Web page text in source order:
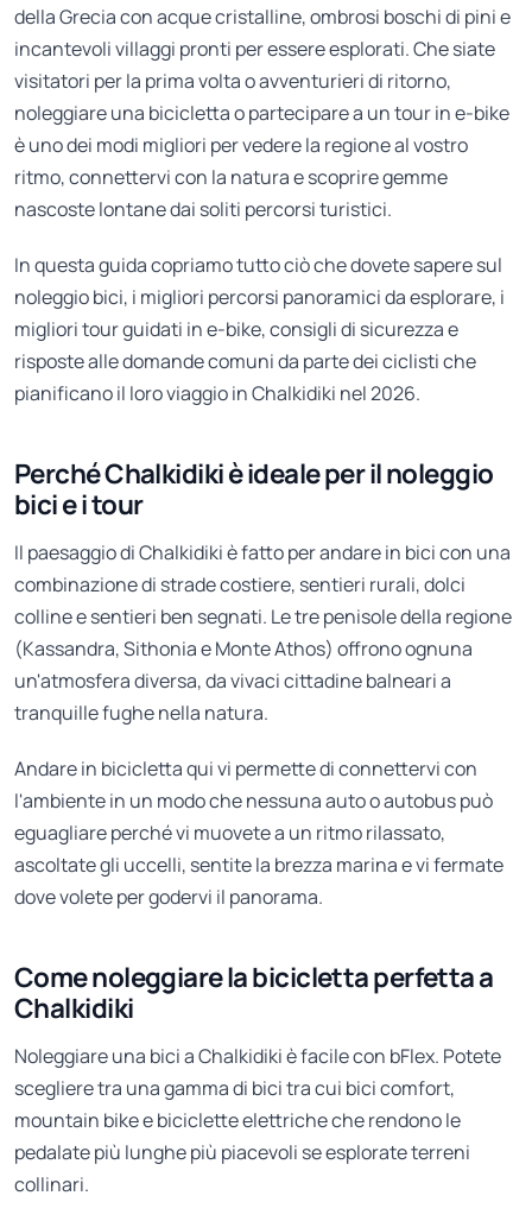
della Grecia con acque cristalline, ombrosi boschi di pini e
incantevoli villaggi pronti per essere esplorati. Che siate
visitatori per la prima volta o avventurieri di ritorno,
noleggiare una bicicletta o partecipare a un tour in e-bike
è uno dei modi migliori per vedere la regione al vostro
ritmo, connettervi con la natura e scoprire gemme
nascoste lontane dai soliti percorsi turistici.
In questa guida copriamo tutto ciò che dovete sapere sul
noleggio bici, i migliori percorsi panoramici da esplorare, i
migliori tour guidati in e-bike, consigli di sicurezza e
risposte alle domande comuni da parte dei ciclisti che
pianificano il loro viaggio in Chalkidiki nel 2026.
Perché Chalkidiki è ideale per il noleggio
bici e i tour
Il paesaggio di Chalkidiki è fatto per andare in bici con una
combinazione di strade costiere, sentieri rurali, dolci
colline e sentieri ben segnati. Le tre penisole della regione
(Kassandra, Sithonia e Monte Athos) offrono ognuna
un'atmosfera diversa, da vivaci cittadine balneari a
tranquille fughe nella natura.
Andare in bicicletta qui vi permette di connettervi con
l'ambiente in un modo che nessuna auto o autobus può
eguagliare perché vi muovete a un ritmo rilassato,
ascoltate gli uccelli, sentite la brezza marina e vi fermate
dove volete per godervi il panorama.
Come noleggiare la bicicletta perfetta a
Chalkidiki
Noleggiare una bici a Chalkidiki è facile con bFlex. Potete
scegliere tra una gamma di bici tra cui bici comfort,
mountain bike e biciclette elettriche che rendono le
pedalate più lunghe più piacevoli se esplorate terreni
collinari.